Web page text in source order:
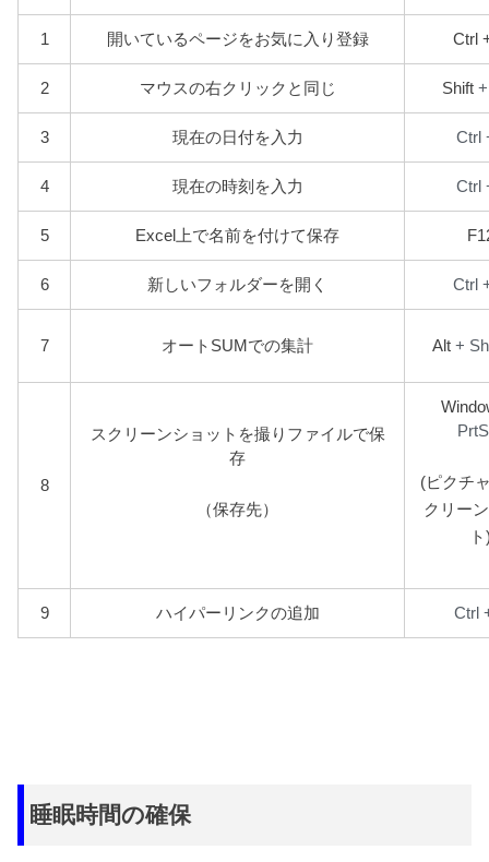
1 開いているページをお気に入り登録 Ctrl
2 マウスの右クリックと同じ Shift+
3 現在の日付を入力 Ctrl
4 現在の時刻を入力 Ctrl
5 Excel上で名前を付けて保存
6 新しいフォルダーを開く Ctrl
7 オートSUMでの集計 Alt+
8
スクリーンショットを撮りファイルで保
存
（保存先）
(ピクチ
クリー
9 ハイパーリンクの追加 Ctrl
睡眠時間の確保